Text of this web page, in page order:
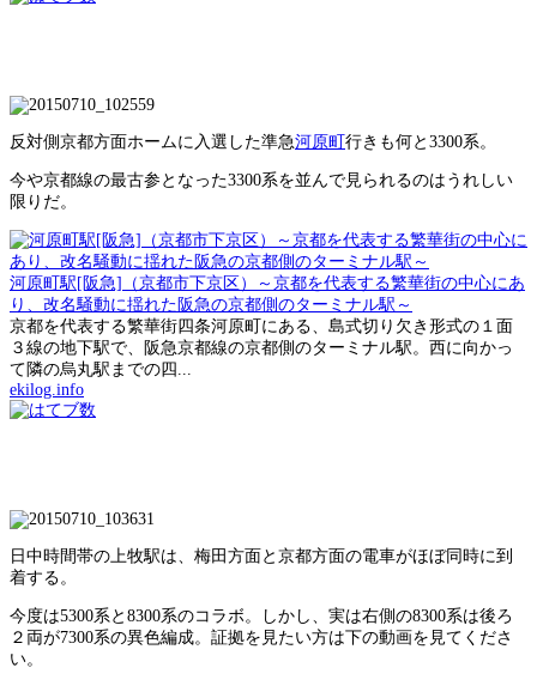
反対側京都方面ホームに入選した準急河原町 行きも何と3300系。
今や京都線の最古参となった3300系を並んで見られるのはうれしい
限りだ。
河原町駅[阪急]（京都市下京区）～京都を代表する繁華街の中心にあ
り、改名騒動に揺れた阪急の京都側のターミナル駅～
京都を代表する繁華街四条河原町にある、島式切り欠き形式の１面
３線の地下駅で、阪急京都線の京都側のターミナル駅。西に向かっ
て隣の烏丸駅までの四...
ekilog.info
日中時間帯の上牧駅は、梅田方面と京都方面の電車がほぼ同時に到
着する。
今度は5300系と8300系のコラボ。しかし、実は右側の8300系は後ろ
２両が7300系の異色編成。証拠を見たい方は下の動画を見てくださ
い。